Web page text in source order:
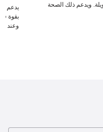
ويدعم ذلك الصحة
يدعم
بقوة
وعند